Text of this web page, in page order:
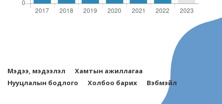
Мэдээ, мэдээлэл
Хамтын ажиллагаа
Нууцлалын бодлого
Холбоо барих Вэбмэйл